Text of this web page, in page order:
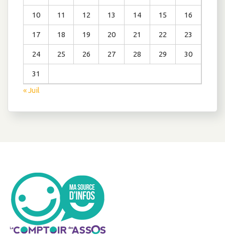
10 11 12 13 14 15 16
17 18 19 20 21 22 23
24 25 26 27 28 29 30
31
« Juil